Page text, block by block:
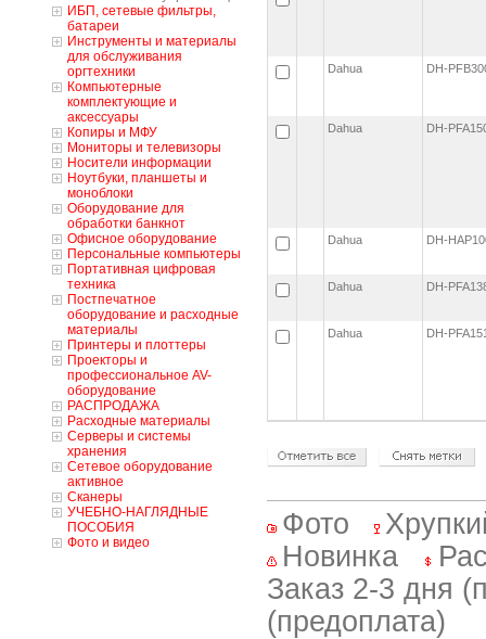
ИБП, сетевые фильтры,
батареи
Инструменты и материалы
для обслуживания
оргтехники
Компьютерные
комплектующие и
аксессуары
Копиры и МФУ
Мониторы и телевизоры
Носители информации
Ноутбуки, планшеты и
моноблоки
Оборудование для
обработки банкнот
Офисное оборудование
Персональные компьютеры
Портативная цифровая
техника
Постпечатное
оборудование и расходные
материалы
Принтеры и плоттеры
Проекторы и
профессиональное AV-
оборудование
РАСПРОДАЖА
Расходные материалы
Серверы и системы
хранения
Сетевое оборудование
активное
Сканеры
УЧЕБНО-НАГЛЯДНЫЕ
ПОСОБИЯ
Фото и видео
Dahua DH-
Dahua DH-
Dahua DH-
Dahua DH-
Dahua DH-
Фото
Новинка
Заказ 2-3 дня
(предоплата)